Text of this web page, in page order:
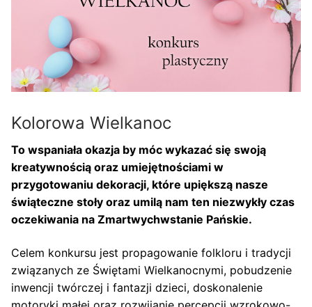
Kolorowa Wielkanoc
To wspaniała okazja by móc wykazać się swoją
kreatywnością oraz umiejętnościami w
przygotowaniu dekoracji, które upiększą nasze
świąteczne stoły oraz umilą nam ten niezwykły czas
oczekiwania na Zmartwychwstanie Pańskie.
Celem konkursu jest propagowanie folkloru i tradycji
związanych ze Świętami Wielkanocnymi, pobudzenie
inwencji twórczej i fantazji dzieci, doskonalenie